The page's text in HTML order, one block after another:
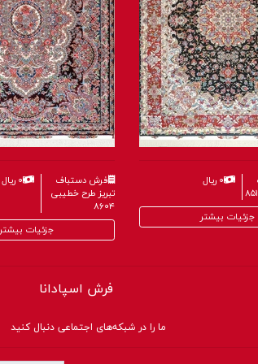
۰ ریال
فرش دستباف
تبریز طرح خطیبی
۸۶۰۴
جزئیات بیشتر
۰ ریال
جزئیات بیشتر
فرش اسپادانا
ما را در شبکه‌های اجتماعی دنبال کنید